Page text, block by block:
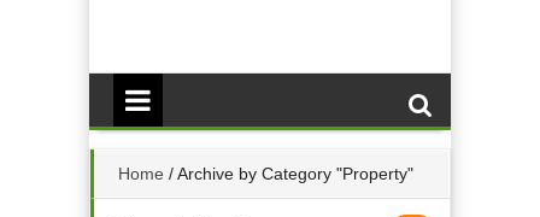
Home /Archive by Category "Property"